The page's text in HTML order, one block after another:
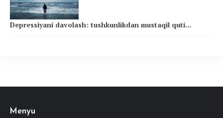
Depressiyani davolash: tushkunlikdan mustaqil quti...
Menyu